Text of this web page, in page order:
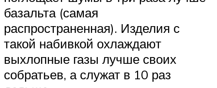
базальта (самая
распространенная). Изделия с
такой набивкой охлаждают
выхлопные газы лучше своих
собратьев, а служат в 10 раз